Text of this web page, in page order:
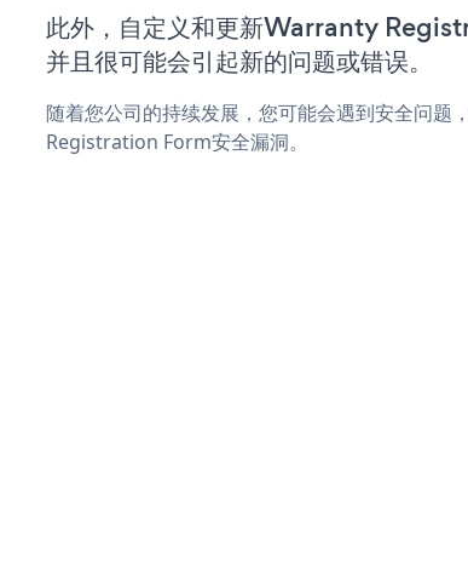
此外，自定义和更新Warranty
并且很可能会引起新的问题或错误。
随着您公司的持续发展，您可能会遇到安全问
Registration Form安全漏洞。